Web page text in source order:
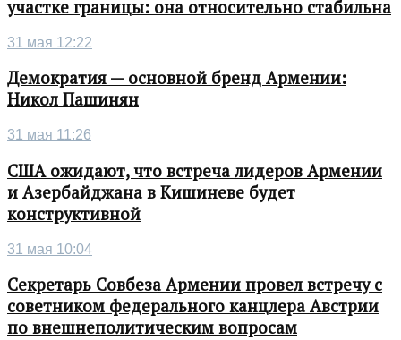
участке границы: она относительно стабильна
31 мая 12:22
Демократия — основной бренд Армении:
Никол Пашинян
31 мая 11:26
США ожидают, что встреча лидеров Армении
и Азербайджана в Кишиневе будет
конструктивной
31 мая 10:04
Секретарь Совбеза Армении провел встречу с
советником федерального канцлера Австрии
по внешнеполитическим вопросам